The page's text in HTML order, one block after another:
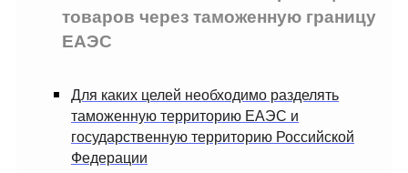
товаров через таможенную границу
ЕАЭС
Для каких целей необходимо разделять
таможенную территорию ЕАЭС и
государственную территорию Российской
Федерации